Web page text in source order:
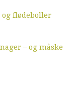
flødeboller
– og måske